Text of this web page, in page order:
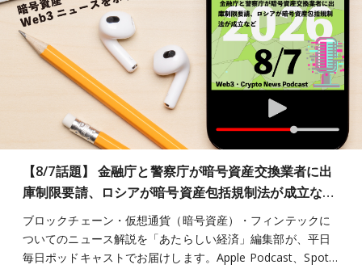
【8/7話題】 金融庁と警察庁が暗号資産交換業者に出
庫制限要請、ロシアが暗号資産包括規制法が成立な…
ブロックチェーン・仮想通貨（暗号資産）・フィンテックに
ついてのニュース解説を「あたらしい経済」編集部が、平日
毎日ポッドキャストでお届けします。Apple Podcast、Spot…